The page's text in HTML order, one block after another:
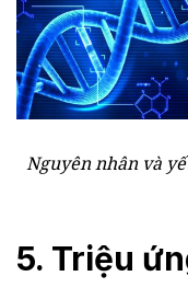
Nguyên nhân và
5. Triệu